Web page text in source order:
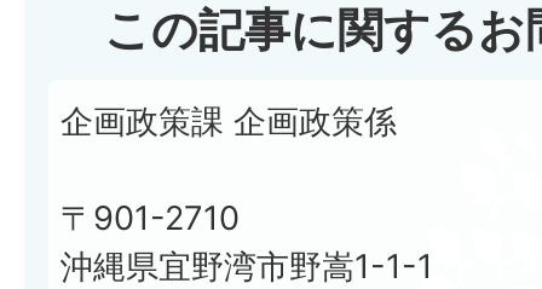
この記事に関する
企画政策課 企画政策係
〒901-2710
沖縄県宜野湾市野嵩1-1-1